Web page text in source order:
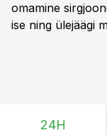
omamine
ise ning ülejäägi
24H